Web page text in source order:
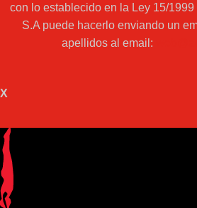
con lo establecido en la Ley 15/
S.A puede hacerlo enviando un
apellidos al email:
X